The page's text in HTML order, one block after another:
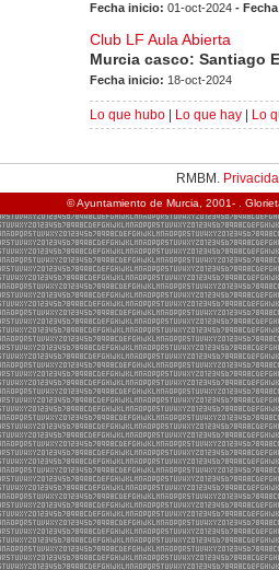
Fecha inicio: 01-oct-2024 -
Club LF Aula Abierta
Murcia casco: Santiago
Fecha inicio: 18-oct-2024
Lo que hubo Lo que hay Lo
RMBM.
© Ayuntamiento de Murcia, 2001- .